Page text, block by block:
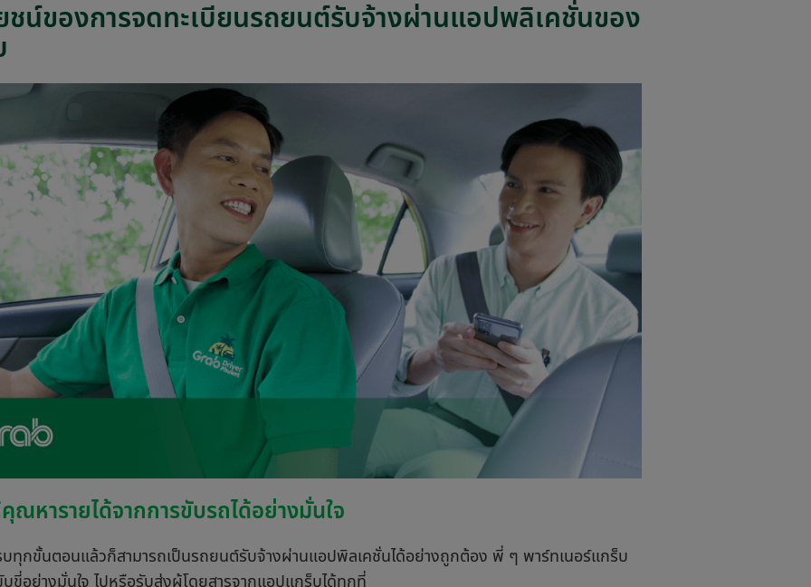
ชน์ของการจดทะเบียนรถยนต์รับจ้างผ่านแอปพลิเคชั่นของ
ณหารายได้จากการขับรถได้อย่างมั่นใจ
บทุกขั้นตอนแล้วก็สามารถเป็นรถยนต์รับจ้างผ่านแอปพิลเคชั่นได้อย่างถูกต้อง พี่ ๆ พาร์ทเนอร์แกร็บ
บขี่อย่างมั่นใจ ไปหรือรับส่งผู้โดยสารจากแอปแกร็บได้ทุกที่